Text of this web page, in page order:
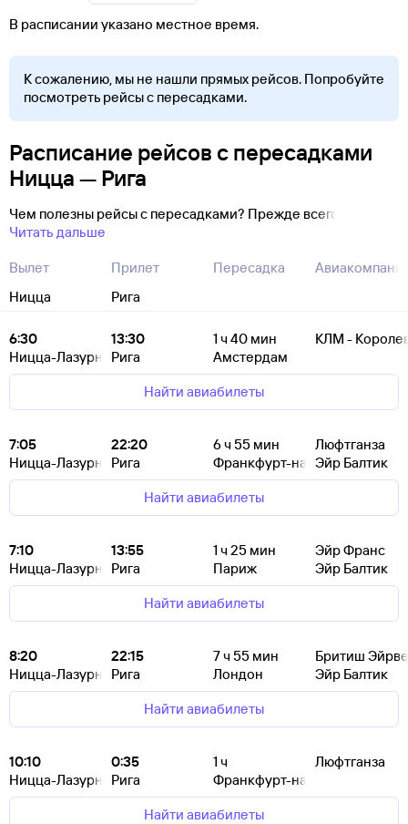
В расписании указано местное время.
К сожалению, мы не нашли прямых рейсов. Попробуйте
посмотреть рейсы с пересадками.
Расписание рейсов с пересадками
Ницца — Рига
Чем полезны рейсы с пересадками? Прежде всего
Читать дальше
Вылет
Ницца
Прилет
Рига
Пересадка
6:30
Ницца-Лазурный Берег
13:30
Рига
1ч 40 мин
Амстердам
КЛМ -
Найти авиабилеты
7:05
Ницца-Лазурный Берег
22:20
Рига
6ч 55 мин
Франкфурт-на-Майне
Люфтганза
Эйр Балтик
Найти авиабилеты
7:10
Ницца-Лазурный Берег
13:55
Рига
1ч 25 мин
Париж
Эйр Франс
Эйр Балтик
Найти авиабилеты
8:20
Ницца-Лазурный Берег
22:15
Рига
7ч 55 мин
Лондон
Бритиш
Эйр Балтик
Найти авиабилеты
10:10
Ницца-Лазурный Берег
0:35
Рига
1ч
Франкфурт-на-Майне
Люфтганза
Найти авиабилеты